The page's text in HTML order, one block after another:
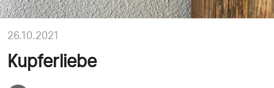
26.10.2021
Kupferliebe